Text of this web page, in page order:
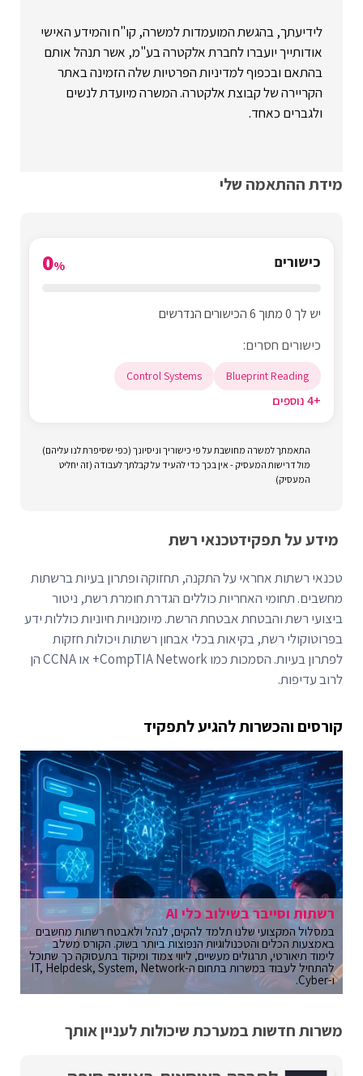
לידיעתך, בהגשת המועמדות למשרה, קו"ח והמידע האישי
אודותייך יועברו לחברת אלקטרה בע"מ, אשר תנהל אותם
בהתאם ובכפוף למדיניות הפרטיות שלה הזמינה באתר
הקריירה של קבוצת אלקטרה. המשרה מיועדת לנשים
ולגברים כאחד.
מידת ההתאמה שלי
כישורים 0%
יש לך 0 מתוך 6 הכישורים הנדרשים
כישורים חסרים:
Blueprint Reading
Control Systems
+4 נוספים
התאמתך למשרה מחושבת על פי כישוריך וניסיונך (כפי שסיפרת לנו עליהם)
מול דרישות המעסיק - אין בכך כדי להעיד על קבלתך לעבודה (זה יחליט
המעסיק)
מידע על תפקידטכנאי רשת
טכנאי רשתות אחראי על התקנה, תחזוקה ופתרון בעיות ברשתות
מחשבים. תחומי האחריות כוללים הגדרת חומרת רשת, ניטור
ביצועי רשת והבטחת אבטחת הרשת. מיומנויות חיוניות כוללות ידע
בפרוטוקולי רשת, בקיאות בכלי אבחון רשתות ויכולות חזקות
לפתרון בעיות. הסמכות כמו CompTIA Network+ או CCNA הן
לרוב עדיפות.
קורסים והכשרות להגיע לתפקיד
רשתות וסייבר בשילוב כלי AI
במסלול המקצועי שלנו תלמד להקים, לנהל ולאבטח רשתות מחשבים
באמצעות הכלים והטכנולוגיות הנפוצות ביותר בשוק. הקורס משלב
לימוד תיאורטי, תרגולים מעשיים, ליווי צמוד ומיקוד בתעסוקה כך שתוכל
להתחיל לעבוד במשרות בתחום ה-IT, Helpdesk, System, Network
ו-Cyber.
משרות חדשות במערכת שיכולות לעניין אותך